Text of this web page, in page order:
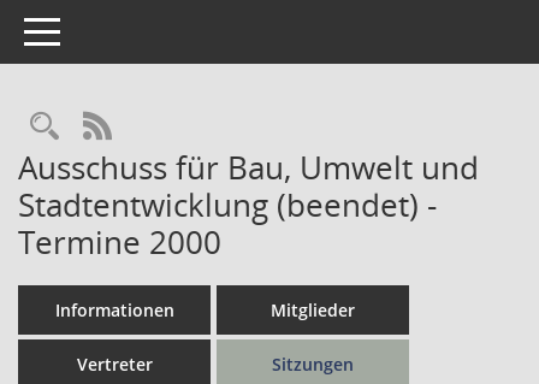
Toggle navigation
Rechercheauswahl
RSS-Feed
Ausschuss für Bau, Umwelt und
Stadtentwicklung (beendet) -
Termine 2000
Informationen Mitglieder
Vertreter Sitzungen